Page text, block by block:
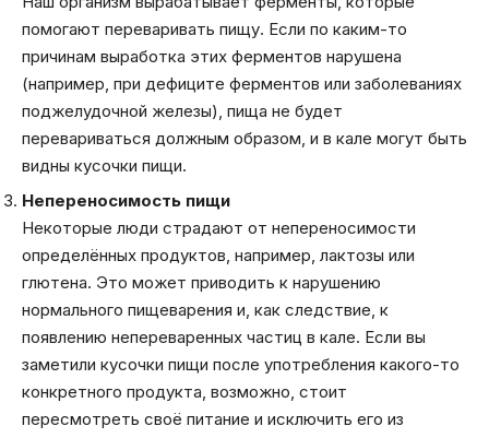
помогают переваривать пищу. Если по каким-то
причинам выработка этих ферментов нарушена
(например, при дефиците ферментов или заболеваниях
поджелудочной железы), пища не будет
перевариваться должным образом, и в кале могут быть
видны кусочки пищи.
Непереносимость пищи
Некоторые люди страдают от непереносимости
определённых продуктов, например, лактозы или
глютена. Это может приводить к нарушению
нормального пищеварения и, как следствие, к
появлению непереваренных частиц в кале. Если вы
заметили кусочки пищи после употребления какого-то
конкретного продукта, возможно, стоит
пересмотреть своё питание и исключить его из